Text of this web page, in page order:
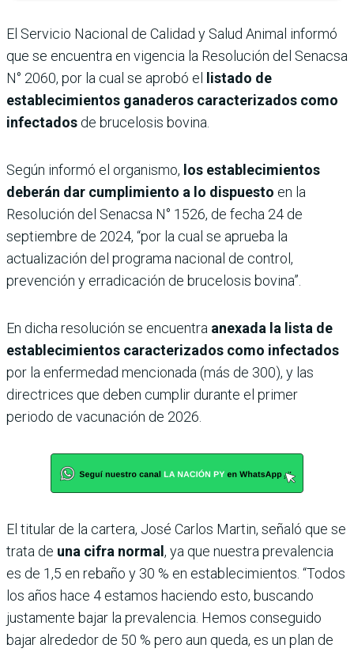
El Servicio Nacional de Calidad y Salud Animal informó
que se encuentra en vigencia la Resolución del Senacsa
N° 2060, por la cual se aprobó el
listado de
establecimientos ganaderos caracterizados como
infectados de brucelosis bovina.
Según informó el organismo, los establecimientos
deberán dar cumplimiento a lo dispuesto en la
Resolución del Senacsa N° 1526, de fecha 24 de
septiembre de 2024, “por la cual se aprueba la
actualización del programa nacional de control,
prevención y erradicación de brucelosis bovina”.
En dicha resolución se encuentra anexada la lista de
establecimientos caracterizados como infectados
por la enfermedad mencionada (más de 300), y las
directrices que deben cumplir durante el primer
periodo de vacunación de 2026.
El titular de la cartera, José Carlos Martin, señaló que se
trata de una cifra normal , ya que nuestra prevalencia
es de 1,5 en rebaño y 30 % en establecimientos. “Todos
los años hace 4 estamos haciendo esto, buscando
justamente bajar la prevalencia. Hemos conseguido
bajar alrededor de 50 % pero aun queda, es un plan de